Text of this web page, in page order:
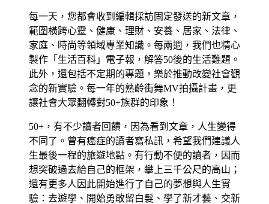
每一天，您都會收到編輯採訪固定發送的新文章，
範圍橫跨心靈、健康、理財、安養、居家、法律、
家庭、時尚等領域專業知識。每兩週，我們也精心
製作「生活百科」電子報，解答50後的生活難題。
此外，還包括不定期的專題，樂於推動改變社會觀
念的新實驗。每一年的熟齡街舞MV拍攝計畫，更
讓社會大眾翻轉對50+族群的印象！
50+，有不少讀者回饋，因為看到文章，人生變得
不同了。曾有癌症的讀者寫私訊，希望我們建議人
生最後一程的旅遊地點。有行動不便的讀者，因而
想突破過去給自己的框架，攀上三千公尺的高山；
還有更多人因此開始進行了自己的夢想與人生實
驗：去遊學、開始勇敢留白髮、學了新才藝、交新